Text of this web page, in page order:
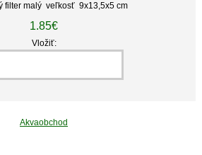
filter malý veľkosť 9x13,5x5 cm
1.85€
Vložiť:
Akvaobchod